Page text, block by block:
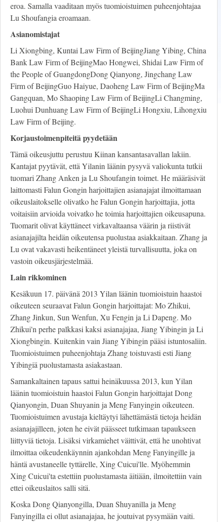
eroa. Samalla vaaditaan myös tuomioistuimen puheenjohtajaa
Lu Shoufangia eroamaan.
Asianomistajat
Li Xiongbing, Kuntai Law Firm of BeijingJiang Yibing, China
Bank Law Firm of BeijingMao Hongwei, Shidai Law Firm of
the People of GuangdongDong Qianyong, Jingchang Law
Firm of BeijingGuo Haiyue, Daoheng Law Firm of BeijingMa
Gangquan, Mo Shaoping Law Firm of BeijingLi Changming,
Luohui Dunhuang Law Firm of BeijingLi Hongxiu, Lihongxiu
Law Firm of Beijing.
Korjaustoimenpiteitä pyydetään
Tämä oikeusjuttu perustuu Kiinan kansantasavallan lakiin.
Kantajat pyytävät, että Yilanin läänin pysyvä valiokunta tutkii
tuomari Zhang Anken ja Lu Shoufangin toimet. He määräsivät
laittomasti Falun Gongin harjoittajien asianajajat ilmoittamaan
oikeuslaitokselle olivatko he Falun Gongin harjoittajia, jotta
voitaisiin arvioida voivatko he toimia harjoittajien oikeusapuna.
Tuomarit olivat käyttäneet virkavaltaansa väärin ja riistivät
asianajajilta heidän oikeutensa puolustaa asiakkaitaan. Zhang ja
Lu ovat vakavasti heikentäneet yleistä turvallisuutta, joka on
vastoin oikeusjärjestelmää.
Lain rikkominen
Kesäkuun 17. päivänä 2013 Yilan läänin tuomioistuin haastoi
oikeuteen seuraavat Falun Gongin harjoittajat: Mo Zhikui,
Zhang Jinkun, Sun Wenfun, Xu Fengin ja Li Dapeng. Mo
Zhikui'n perhe palkkasi kaksi asianajajaa, Jiang Yibingin ja Li
Xiongbingin. Kuitenkin vain Jiang Yibingin pääsi istuntosaliin.
Tuomioistuimen puheenjohtaja Zhang toistuvasti esti Jiang
Yibingiä puolustamasta asiakastaan.
Samankaltainen tapaus sattui heinäkuussa 2013, kun Yilan
läänin tuomioistuin haastoi Falun Gongin harjoittajat Dong
Qianyongin, Duan Shuyanin ja Meng Fanyingin oikeuteen.
Tuomioistuimen avustaja kieltäytyi lähettämästä tietoja heidän
asianajajilleen, joten he eivät päässeet tutkimaan tapaukseen
liittyviä tietoja. Lisäksi virkamiehet väittivät, että he unohtivat
ilmoittaa oikeudenkäynnin ajankohdan Meng Fanyingille ja
häntä avustaneelle tyttärelle, Xing Cuicui'lle. Myöhemmin
Xing Cuicui'ta estettiin puolustamasta äitiään, ilmoitettiin vain
ettei oikeuslaitos salli sitä.
Koska Dong Qianyongilla, Duan Shuyanilla ja Meng
Fanyingilla ei ollut asianajajaa, he joutuivat pysymään vaiti.